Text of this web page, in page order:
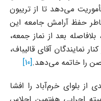
می‌دهد تا از تریبون
حفظ آرامش جامعه این
بعد از نماز جمعه،
نمایندگان آقای قالیباف،
را خاتمه می‌دهد.[10]
از بلوای خرم‌آباد را افشا